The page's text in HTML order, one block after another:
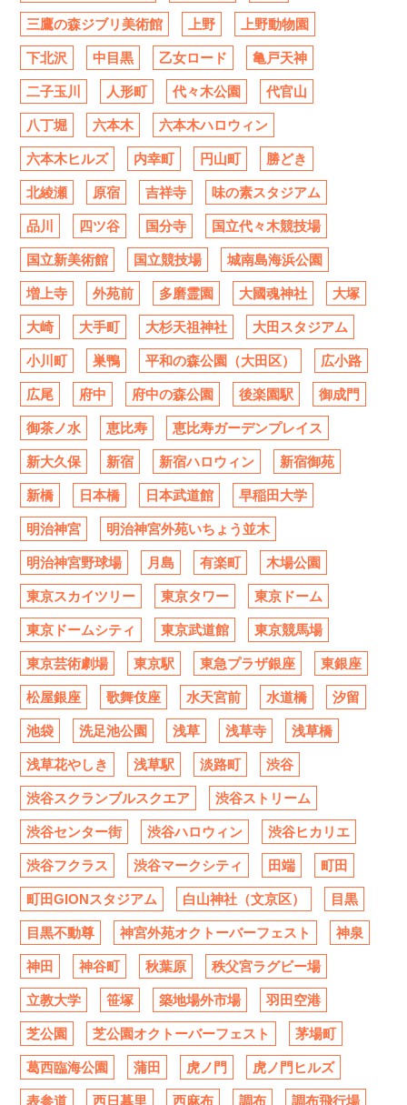
三鷹の森ジブリ美術館 上野 上野動物園
下北沢 中目黒 乙女ロード 亀戸天神
二子玉川 人形町 代々木公園 代官山
八丁堀 六本木 六本木ハロウィン
六本木ヒルズ 内幸町 円山町 勝どき
北綾瀬 原宿 吉祥寺 味の素スタジアム
品川 四ツ谷 国分寺 国立代々木競技場
国立新美術館 国立競技場 城南島海浜公園
増上寺 外苑前 多磨霊園 大國魂神社 大塚
大崎 大手町 大杉天祖神社 大田スタジアム
小川町 巣鴨 平和の森公園（大田区） 広小路
広尾 府中 府中の森公園 後楽園駅 御成門
御茶ノ水 恵比寿 恵比寿ガーデンプレイス
新大久保 新宿 新宿ハロウィン 新宿御苑
新橋 日本橋 日本武道館 早稲田大学
明治神宮 明治神宮外苑いちょう並木
明治神宮野球場 月島 有楽町 木場公園
東京スカイツリー 東京タワー 東京ドーム
東京ドームシティ 東京武道館 東京競馬場
東京芸術劇場 東京駅 東急プラザ銀座 東銀座
松屋銀座 歌舞伎座 水天宮前 水道橋 汐留
池袋 洗足池公園 浅草 浅草寺 浅草橋
浅草花やしき 浅草駅 淡路町 渋谷
渋谷スクランブルスクエア 渋谷ストリーム
渋谷センター街 渋谷ハロウィン 渋谷ヒカリエ
渋谷フクラス 渋谷マークシティ 田端 町田
町田GIONスタジアム 白山神社（文京区） 目黒
目黒不動尊 神宮外苑オクトーバーフェスト 神泉
神田 神谷町 秋葉原 秩父宮ラグビー場
立教大学 笹塚 築地場外市場 羽田空港
芝公園 芝公園オクトーバーフェスト 茅場町
葛西臨海公園 蒲田 虎ノ門 虎ノ門ヒルズ
表参道 西日暮里 西麻布 調布 調布飛行場